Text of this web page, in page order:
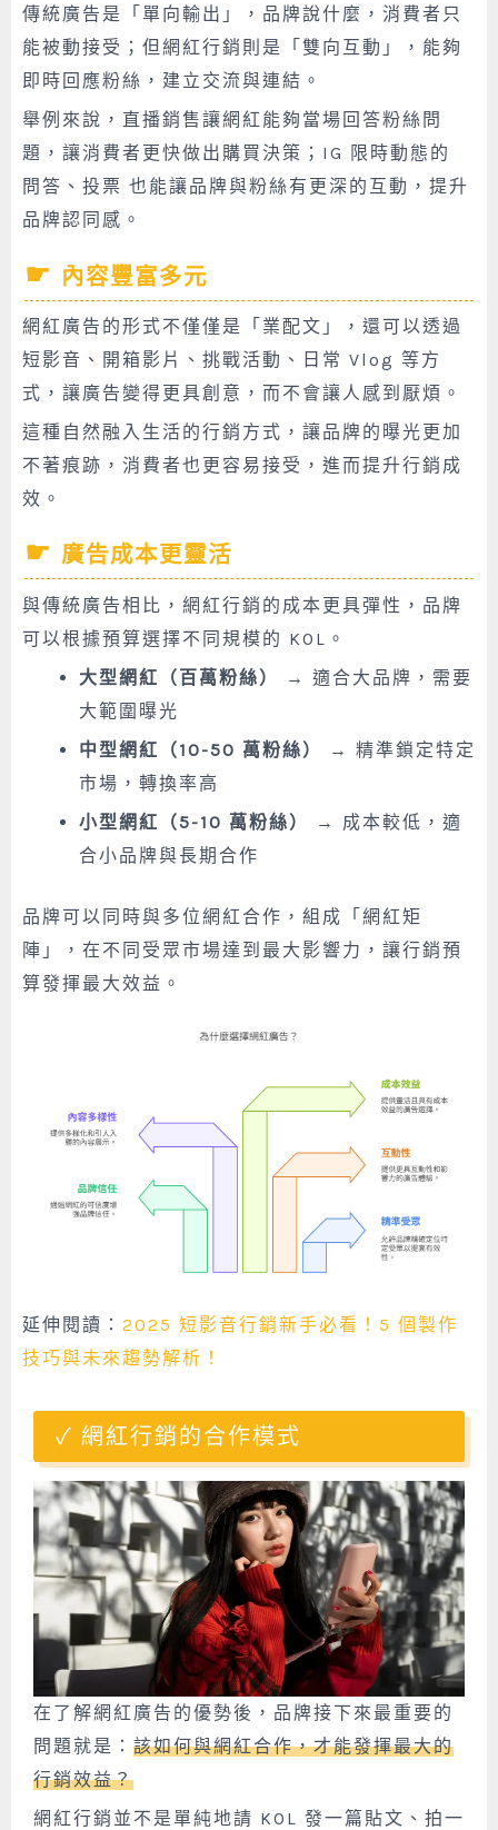
傳統廣告是「單向輸出」，品牌說什麼，消費者只
能被動接受；但網紅行銷則是「雙向互動」，能夠
即時回應粉絲，建立交流與連結。
舉例來說，直播銷售讓網紅能夠當場回答粉絲問
題，讓消費者更快做出購買決策；IG 限時動態的
問答、投票 也能讓品牌與粉絲有更深的互動，提升
品牌認同感。
內容豐富多元
網紅廣告的形式不僅僅是「業配文」，還可以透過
短影音、開箱影片、挑戰活動、日常 Vlog 等方
式，讓廣告變得更具創意，而不會讓人感到厭煩。
這種自然融入生活的行銷方式，讓品牌的曝光更加
不著痕跡，消費者也更容易接受，進而提升行銷成
效。
廣告成本更靈活
與傳統廣告相比，網紅行銷的成本更具彈性，品牌
可以根據預算選擇不同規模的 KOL。
大型網紅（百萬粉絲）
→ 適合大品牌，需要
大範圍曝光
中型網紅（10-50 萬粉絲）
→ 精準鎖定特定
市場，轉換率高
小型網紅（5-10 萬粉絲）
→ 成本較低，適
合小品牌與長期合作
品牌可以同時與多位網紅合作，組成「網紅矩
陣」，在不同受眾市場達到最大影響力，讓行銷預
算發揮最大效益。
延伸閱讀： 2025 短影音行銷新手必看！5 個製作
技巧與未來趨勢解析！
網紅行銷的合作模式
在了解網紅廣告的優勢後，品牌接下來最重要的
問題就是： 該如何與網紅合作，才能發揮最大的
行銷效益？
網紅行銷並不是單純地請 KOL 發一篇貼文、拍一